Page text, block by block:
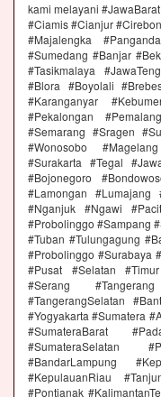
kami melayani
#Ciamis #Cianjur
#Majalengka
#Sumedang #Banjar
#Tasikmalaya
#Blora #Boyolali
#Karanganyar
#Pekalongan
#Semarang #Sragen
#Wonosobo
#Surakarta #Tegal
#Bojonegoro
#Lamongan #Lumajang
#Nganjuk #Ngawi
#Probolinggo #Sampang
#Tuban #Tulungagung
#Probolinggo #Surabaya
#Pusat #Selatan
#Serang
#TangerangSelatan
#Yogyakarta #Sumatera
#SumateraBarat
#SumateraSelatan
#BandarLampung
#KepulauanRiau
#Pontianak